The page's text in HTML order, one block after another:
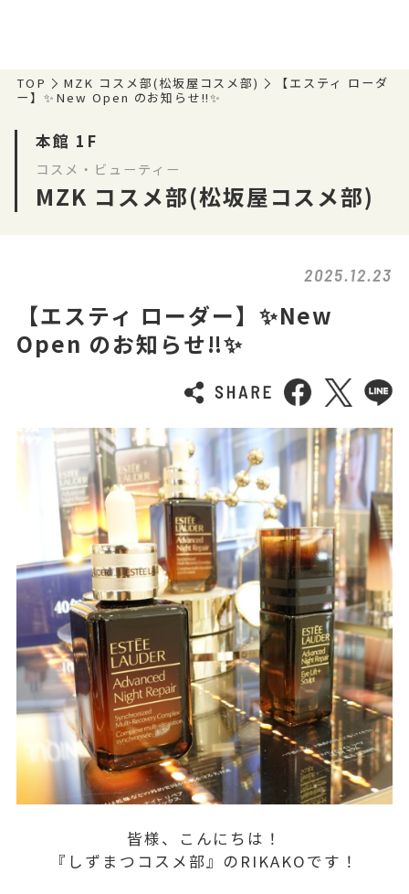
TOP MZK コスメ部(松坂屋コスメ部)
【エスティ ローダ
ー】✨New Open のお知らせ‼✨
本館 1F
コスメ・ビューティー
MZK コスメ部(松坂屋コスメ部)
2025.12.23
【エスティ ローダー】✨New
Open のお知らせ‼✨
皆様、こんにちは！
『しずまつコスメ部』のRIKAKOです！